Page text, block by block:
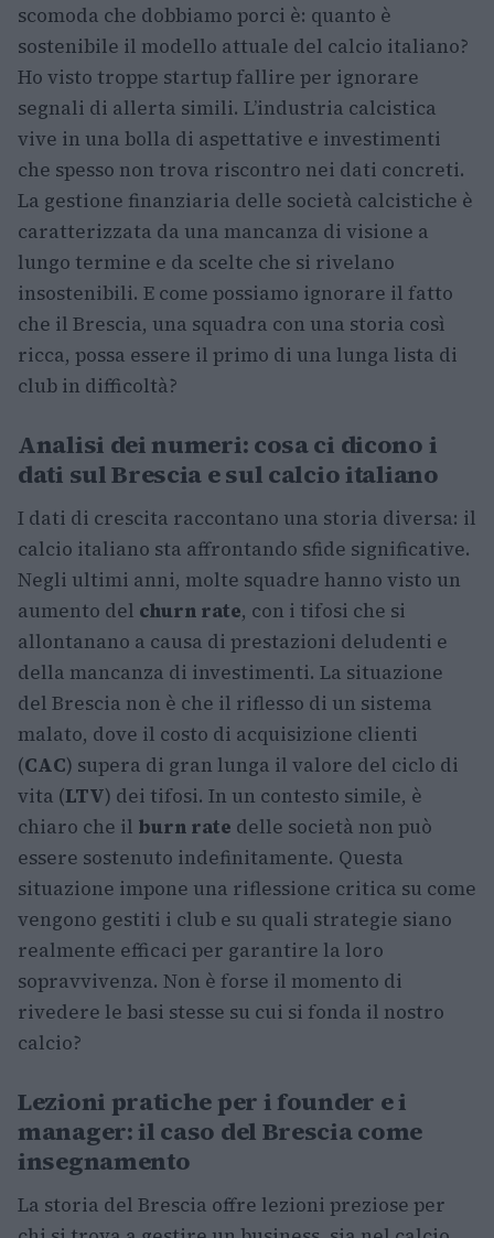
scomoda che dobbiamo porci è: quanto è
sostenibile il modello attuale del calcio italiano?
Ho visto troppe startup fallire per ignorare
segnali di allerta simili. L’industria calcistica
vive in una bolla di aspettative e investimenti
che spesso non trova riscontro nei dati concreti.
La gestione finanziaria delle società calcistiche è
caratterizzata da una mancanza di visione a
lungo termine e da scelte che si rivelano
insostenibili. E come possiamo ignorare il fatto
che il Brescia, una squadra con una storia così
ricca, possa essere il primo di una lunga lista di
club in difficoltà?
Analisi dei numeri: cosa ci dicono i
dati sul Brescia e sul calcio italiano
I dati di crescita raccontano una storia diversa: il
calcio italiano sta affrontando sfide significative.
Negli ultimi anni, molte squadre hanno visto un
aumento del churn rate, con i tifosi che si
allontanano a causa di prestazioni deludenti e
della mancanza di investimenti. La situazione
del Brescia non è che il riflesso di un sistema
malato, dove il costo di acquisizione clienti
(CAC) supera di gran lunga il valore del ciclo di
vita (LTV) dei tifosi. In un contesto simile, è
chiaro che il burn rate delle società non può
essere sostenuto indefinitamente. Questa
situazione impone una riflessione critica su come
vengono gestiti i club e su quali strategie siano
realmente efficaci per garantire la loro
sopravvivenza. Non è forse il momento di
rivedere le basi stesse su cui si fonda il nostro
calcio?
Lezioni pratiche per i founder e i
manager: il caso del Brescia come
insegnamento
La storia del Brescia offre lezioni preziose per